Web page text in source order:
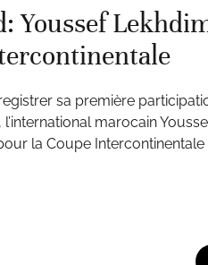
Youssef
sa première
marocain
la Coupe Intercontinentale